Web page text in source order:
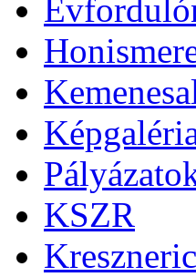
KSZR